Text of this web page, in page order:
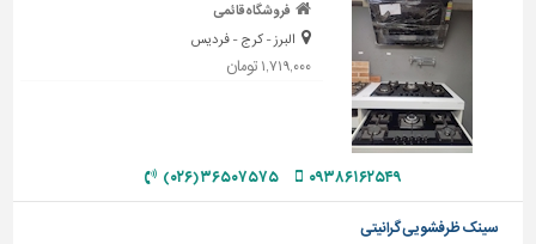
پله،
نرده
حفاظ
دیوارپوش،
فروشگاه قائمی
البرز - کرج - فردیس
۱,۷۱۹,۰۰۰ تومان
۰۹۳۸۶۱۶۲۵۴۹ ۳۶۵۰۷۵۷۵ (۰۲۶)
سینک ظرفشویی گرانیتی